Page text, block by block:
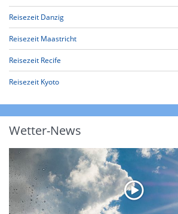
Reisezeit Danzig
Reisezeit Maastricht
Reisezeit Recife
Reisezeit Kyoto
Wetter-News